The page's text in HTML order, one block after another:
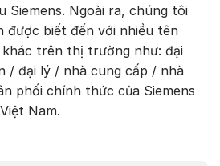
Siemens. Ngoài ra, chúng tôi
được biết đến với nhiều tên
khác trên thị trường như: đại
/ đại lý / nhà cung cấp / nhà
phối chính thức của Siemens
Nam.